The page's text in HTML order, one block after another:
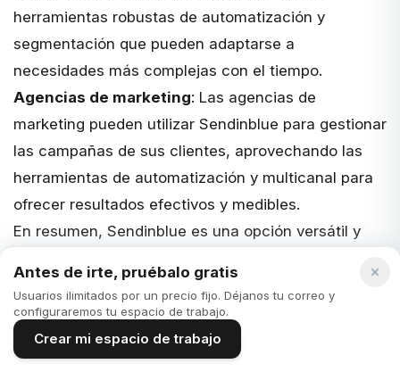
herramientas robustas de automatización y
segmentación que pueden adaptarse a
necesidades más complejas con el tiempo.
Agencias de marketing: Las agencias de
marketing pueden utilizar Sendinblue para gestionar
las campañas de sus clientes, aprovechando las
herramientas de automatización y multicanal para
ofrecer resultados efectivos y medibles.
En resumen, Sendinblue es una opción versátil y
integral para sus necesidades de marketing digital.
Su enfoque multicanal, combinado con sus
herramientas avanzadas de automatización y
segmentación, la convierten en una plataforma
Antes de irte, pruébalo gratis
Usuarios ilimitados por un precio fijo. Déjanos tu correo y
configuraremos tu espacio de trabajo.
Crear mi espacio de trabajo